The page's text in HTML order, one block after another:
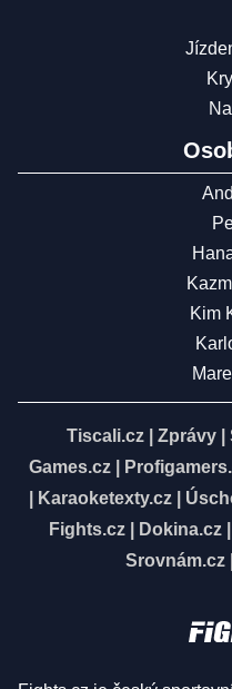
Kim
Tiscali.cz Zprávy
Games.cz
Karaoketexty.cz|
Fights.cz
Dokina.cz
Srovnám.cz